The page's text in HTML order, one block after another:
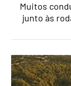
Muitos
junto às